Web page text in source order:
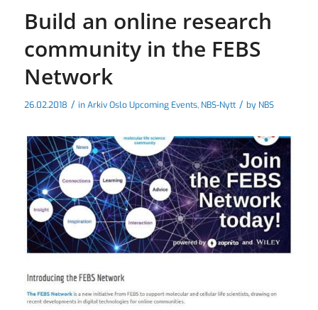
Build an online research
community in the FEBS
Network
26.02.2018 / inArkiv Oslo Upcoming Events, NBS-Nytt / by NBS